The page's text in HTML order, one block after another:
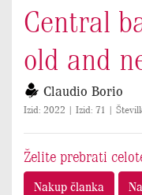
Central
old and
Claudio Borio
Izid: 2022 | Izid: 71 |
Želite prebrati
Nakup članka